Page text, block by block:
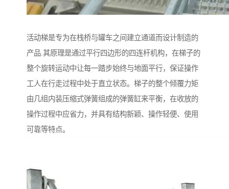
活动梯是专为在栈桥与罐车之间建立通道而设计制造的
产品.其原理是通过平行四边形的四连杆机构，在梯子的
整个旋转运动中让每一踏步始终与地面平行，保证操作
工人在行走过程中处于直立状态。梯子的整个倾覆力矩
由几组内装压缩式弹簧组成的弹簧缸来平衡，在收放的
操作过程中应省力，并具有结构新颖、操作轻便、使用
可靠等特点。